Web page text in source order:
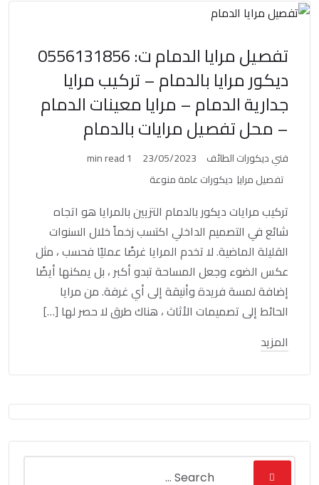
تفصيل مرايا الدمام ت: 0556131856
ديكور مرايا بالدمام – تركيب مرايا
جدارية الدمام – مرايا معينات الدمام
– محل تفصيل مرايات بالدمام
فني ديكورات الطائف 23/05/2023
1 min read
تفصيل مرايا ديكورات عامة منوعة
تركيب مرايات ديكور بالدمام التزيين بالمرايا هو اتجاه
شائع في التصميم الداخلي اكتسب زخماً خلال السنوات
القليلة الماضية. لا تخدم المرايا غرضًا عمليًا فحسب ، مثل
عكس الضوء وجعل المساحة تبدو أكبر ، بل يمكنها أيضًا
إضافة لمسة فريدة وأنيقة إلى أي غرفة. من مرايا
الحائط إلى تصميمات الأثاث ، هناك طرق لا حصر لها […]
المزيد